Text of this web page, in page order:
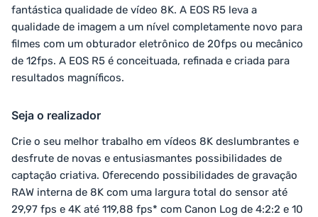
fantástica qualidade de vídeo 8K. A EOS R5 leva a
qualidade de imagem a um nível completamente novo para
filmes com um obturador eletrônico de 20fps ou mecânico
de 12fps. A EOS R5 é conceituada, refinada e criada para
resultados magníficos.
Seja o realizador
Crie o seu melhor trabalho em vídeos 8K deslumbrantes e
desfrute de novas e entusiasmantes possibilidades de
captação criativa. Oferecendo possibilidades de gravação
RAW interna de 8K com uma largura total do sensor até
29,97 fps e 4K até 119,88 fps* com Canon Log de 4:2:2 e 10